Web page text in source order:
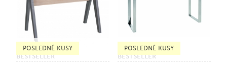
POSLEDNÉ KUSY
BESTSELLER
POSLEDNÉ KUSY
BESTSELLER